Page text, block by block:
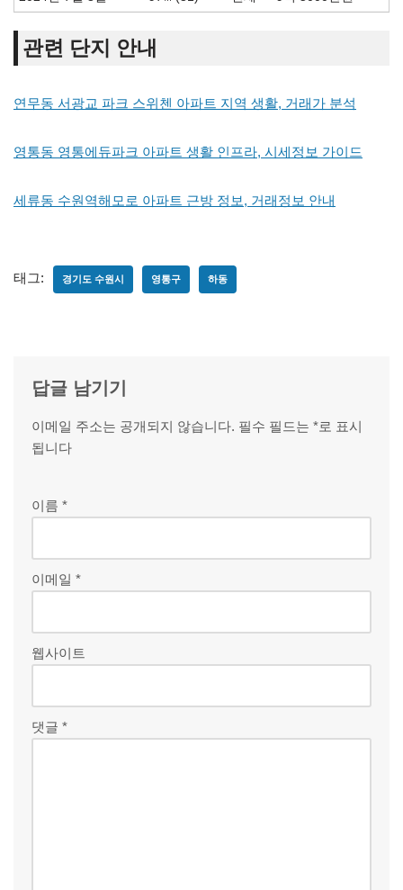
관련 단지 안내
연무동 서광교 파크 스위첸 아파트 지역 생활, 거래가 분석
영통동 영통에듀파크 아파트 생활 인프라, 시세정보 가이드
세류동 수원역해모로 아파트 근방 정보, 거래정보 안내
태그: 경기도 수원시 영통구 하동
답글 남기기
이메일 주소는 공개되지 않습니다. 필수 필드는 *로 표시
됩니다
이름 *
이메일 *
웹사이트
댓글 *